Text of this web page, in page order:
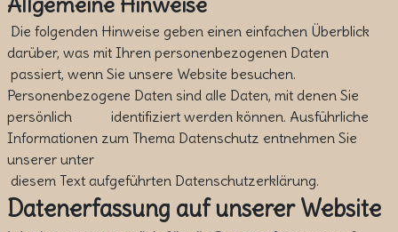
Die folgenden Hinweise geben einen einfachen Überblick
darüber, was mit Ihren personenbezogenen Daten
passiert, wenn Sie unsere Website besuchen.
Personenbezogene Daten sind alle Daten, mit denen Sie
persönlich identifiziert werden können. Ausführliche
Informationen zum Thema Datenschutz entnehmen Sie
unserer unter
diesem Text aufgeführten Datenschutzerklärung.
Datenerfassung auf unserer Website